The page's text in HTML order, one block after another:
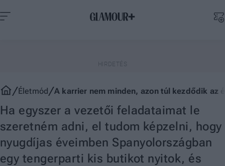
Életmód A karrier nem minden, azon túl kezdődik az
Ha egyszer a vezetői feladataimat le
szeretném adni, el tudom képzelni, hogy
nyugdíjas éveimben Spanyolországban
egy tengerparti kis butikot nyitok, és